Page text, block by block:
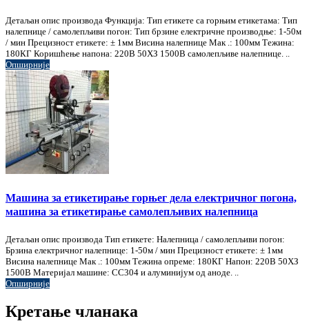
Детаљан опис производа Функција: Тип етикете са горњим етикетама: Тип
налепнице / самолепљиви погон: Тип брзине електричне производње: 1-50м
/ мин Прецизност етикете: ± 1мм Висина налепнице Мак .: 100мм Тежина:
180КГ Коришћење напона: 220В 50ХЗ 1500В самолепљиве налепнице. ..
Опширније
Машина за етикетирање горњег дела електричног погона,
машина за етикетирање самолепљивих налепница
Детаљан опис производа Тип етикете: Налепница / самолепљиви погон:
Брзина електричног налепнице: 1-50м / мин Прецизност етикете: ± 1мм
Висина налепнице Мак .: 100мм Тежина опреме: 180КГ Напон: 220В 50ХЗ
1500В Материјал машине: СС304 и алуминијум од аноде. ..
Опширније
Кретање чланака